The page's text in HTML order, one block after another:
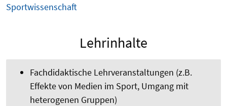
Sportwissenschaft
Lehrinhalte
Fachdidaktische Lehrveranstaltungen (z.B.
Effekte von Medien im Sport, Umgang mit
heterogenen Gruppen)